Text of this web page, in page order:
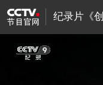
纪录片《